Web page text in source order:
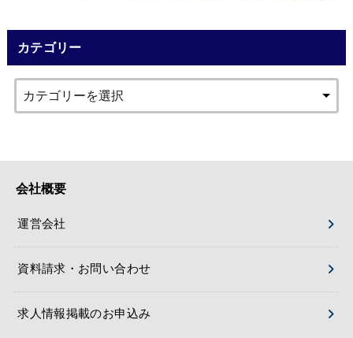
カテゴリー
会社概要
運営会社
資料請求・お問い合わせ
求人情報掲載のお申込み